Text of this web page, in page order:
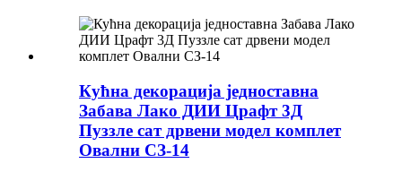
Кућна декорација једноставна
Забава Лако ДИИ Црафт 3Д
Пуззле сат дрвени модел комплет
Овални СЗ-14